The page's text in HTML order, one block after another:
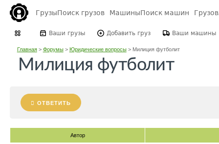
ГрузыПоиск грузов МашиныПоиск машин
Ваши грузы Добавить груз Ваши машины
Главная> Форумы> Юридические вопросы> Милиция футболит
Милиция футболит
ОТВЕТИТЬ
Автор